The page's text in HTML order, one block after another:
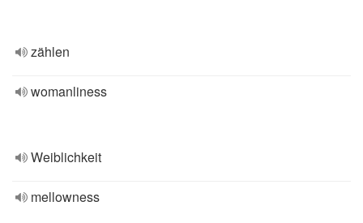
zählen
womanliness
Weiblichkeit
mellowness